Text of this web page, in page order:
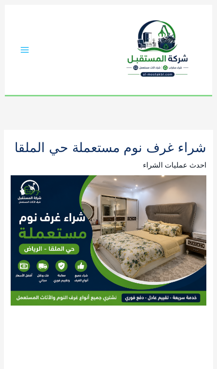
شراء غرف نوم مستعملة حي الملقا
احدث عمليات الشراء